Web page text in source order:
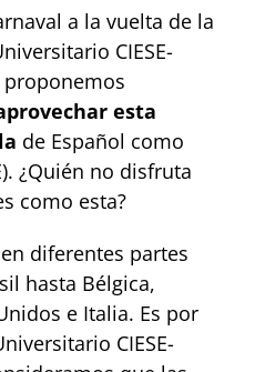
a la vuelta de la
CIESE-
esta
de Español como
¿Quién no disfruta
como esta?
diferentes partes
hasta Bélgica,
e Italia. Es por
CIESE-